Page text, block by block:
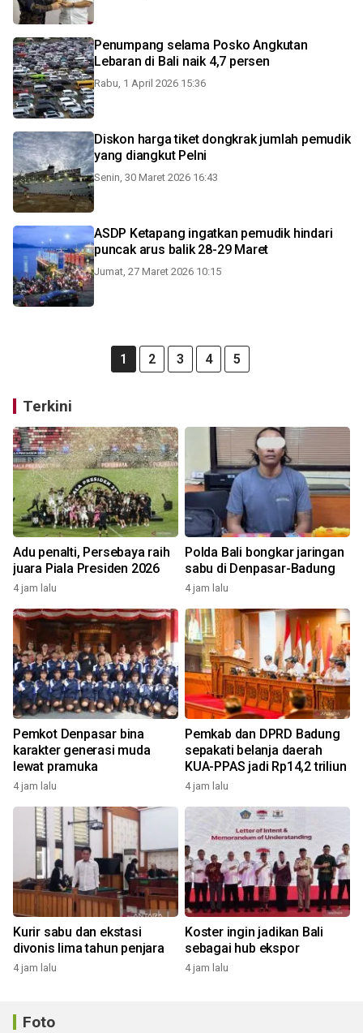
Penumpang selama Posko Angkutan
Lebaran di Bali naik 4,7 persen
Rabu, 1 April 2026 15:36
Diskon harga tiket dongkrak jumlah pemudik
yang diangkut Pelni
Senin, 30 Maret 2026 16:43
ASDP Ketapang ingatkan pemudik hindari
puncak arus balik 28-29 Maret
Jumat, 27 Maret 2026 10:15
1 2 3 4 5
Terkini
Adu penalti, Persebaya raih
juara Piala Presiden 2026
4 jam lalu
Polda Bali bongkar jaringan
sabu di Denpasar-Badung
4 jam lalu
Pemkot Denpasar bina
karakter generasi muda
lewat pramuka
4 jam lalu
Pemkab dan DPRD Badung
sepakati belanja daerah
KUA-PPAS jadi Rp14,2 triliun
4 jam lalu
Kurir sabu dan ekstasi
divonis lima tahun penjara
4 jam lalu
Koster ingin jadikan Bali
sebagai hub ekspor
4 jam lalu
Foto